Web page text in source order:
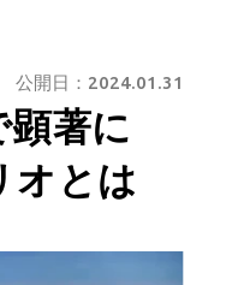
顕著に
オとは
公開日： 2024.01.31